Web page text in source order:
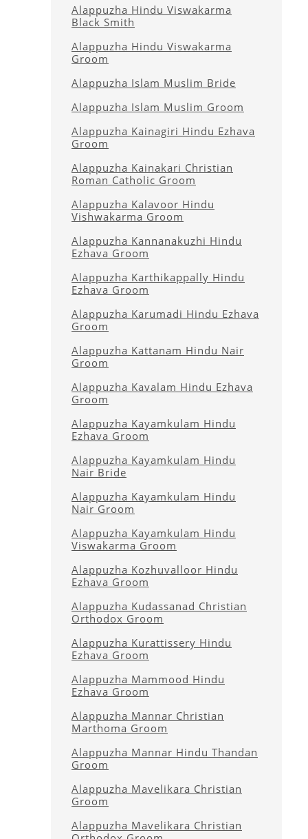
Alappuzha Hindu Viswakarma
Black Smith
Alappuzha Hindu Viswakarma
Groom
Alappuzha Islam Muslim Bride
Alappuzha Islam Muslim Groom
Alappuzha Kainagiri Hindu Ezhava
Groom
Alappuzha Kainakari Christian
Roman Catholic Groom
Alappuzha Kalavoor Hindu
Vishwakarma Groom
Alappuzha Kannanakuzhi Hindu
Ezhava Groom
Alappuzha Karthikappally Hindu
Ezhava Groom
Alappuzha Karumadi Hindu Ezhava
Groom
Alappuzha Kattanam Hindu Nair
Groom
Alappuzha Kavalam Hindu Ezhava
Groom
Alappuzha Kayamkulam Hindu
Ezhava Groom
Alappuzha Kayamkulam Hindu
Nair Bride
Alappuzha Kayamkulam Hindu
Nair Groom
Alappuzha Kayamkulam Hindu
Viswakarma Groom
Alappuzha Kozhuvalloor Hindu
Ezhava Groom
Alappuzha Kudassanad Christian
Orthodox Groom
Alappuzha Kurattissery Hindu
Ezhava Groom
Alappuzha Mammood Hindu
Ezhava Groom
Alappuzha Mannar Christian
Marthoma Groom
Alappuzha Mannar Hindu Thandan
Groom
Alappuzha Mavelikara Christian
Groom
Alappuzha Mavelikara Christian